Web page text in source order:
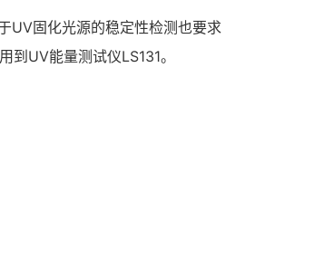
UV固化光源的稳定性检测也要求
UV能量测试仪LS131。